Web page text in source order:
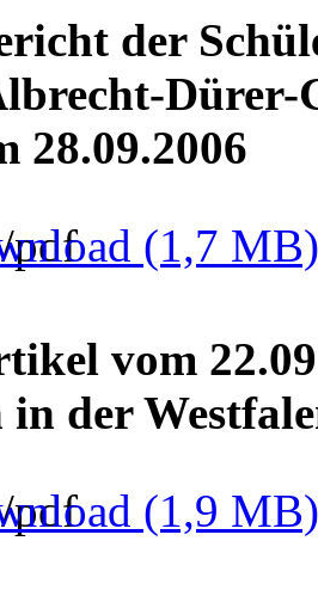
der
Dürer-
28.09.2006
(1,7 MB)
vom
in der
(1,9 MB)